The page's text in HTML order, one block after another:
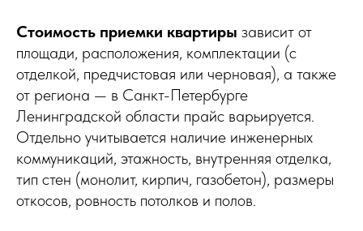
Стоимость приемки квартиры зависит от
площади, расположения, комплектации (с
отделкой, предчистовая или черновая), а также
от региона — в Санкт-Петербурге
Ленинградской области прайс варьируется.
Отдельно учитывается наличие инженерных
коммуникаций, этажность, внутренняя отделка,
тип стен (монолит, кирпич, газобетон), размеры
откосов, ровность потолков и полов.